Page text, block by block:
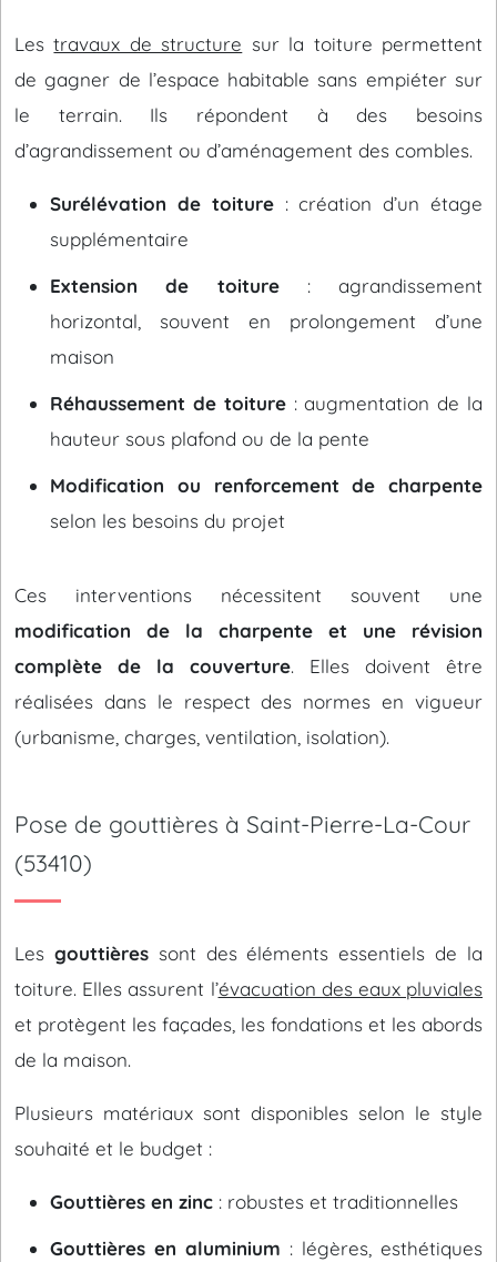
Lestravaux de structure sur la toiture permettent
de gagner de l’espace habitable sans empiéter sur
le terrain. Ils répondent à des besoins
d’agrandissement ou d’aménagement des combles.
Surélévation de toiture: création d’un étage
supplémentaire
Extension de toiture: agrandissement
horizontal, souvent en prolongement d’une
maison
Réhaussement de toiture: augmentation de la
hauteur sous plafond ou de la pente
Modification ou renforcement de charpente
selon les besoins du projet
Ces interventions nécessitent souvent une
modification de la charpente et une révision
complète de la couverture. Elles doivent être
réalisées dans le respect des normes en vigueur
(urbanisme, charges, ventilation, isolation).
Pose de gouttières à Saint-Pierre-La-Cour
(53410)
Les gouttièressont des éléments essentiels de la
toiture. Elles assurent l’évacuation des eaux pluviales
et protègent les façades, les fondations et les abords
de la maison.
Plusieurs matériaux sont disponibles selon le style
souhaité et le budget :
Gouttières en zinc : robustes et traditionnelles
Gouttières en aluminium : légères, esthétiques